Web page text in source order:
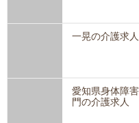
一晃の介護求人
愛知県身体障
門の介護求人